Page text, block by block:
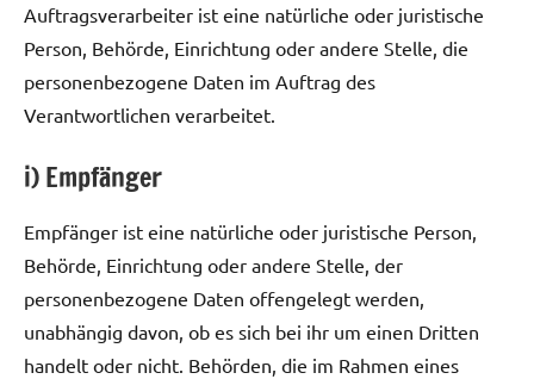
Auftragsverarbeiter ist eine natürliche oder juristische
Person, Behörde, Einrichtung oder andere Stelle, die
personenbezogene Daten im Auftrag des
Verantwortlichen verarbeitet.
i) Empfänger
Empfänger ist eine natürliche oder juristische Person,
Behörde, Einrichtung oder andere Stelle, der
personenbezogene Daten offengelegt werden,
unabhängig davon, ob es sich bei ihr um einen Dritten
handelt oder nicht. Behörden, die im Rahmen eines